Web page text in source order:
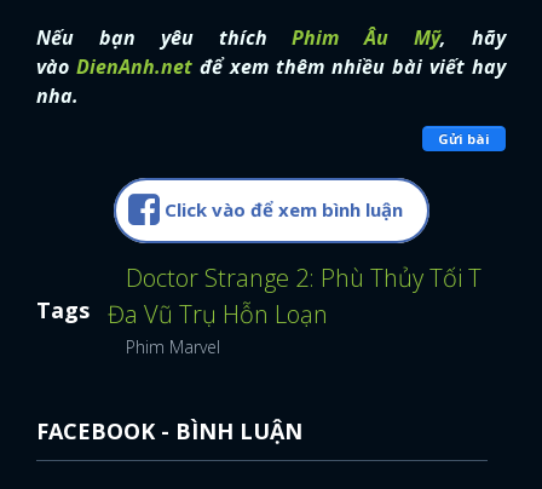
Nếu bạn yêu thích Phim Âu Mỹ, hãy
vào DienAnh.net để xem thêm nhiều bài viết hay
nha.
Gửi bài
Click vào để xem bình luận
Tags
Doctor Strange 2: Phù Thủy Tối
Đa Vũ Trụ Hỗn Loạn
Phim Marvel
FACEBOOK - BÌNH LUẬN